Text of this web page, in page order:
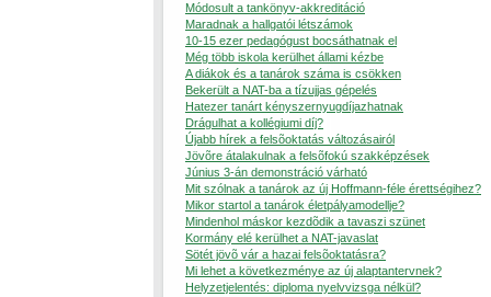
Módosult a tankönyv-akkreditáció
Maradnak a hallgatói létszámok
10-15 ezer pedagógust bocsáthatnak el
Még több iskola kerülhet állami kézbe
A diákok és a tanárok száma is csökken
Bekerült a NAT-ba a tízujjas gépelés
Hatezer tanárt kényszernyugdíjazhatnak
Drágulhat a kollégiumi díj?
Újabb hírek a felsõoktatás változásairól
Jövõre átalakulnak a felsõfokú szakképzések
Június 3-án demonstráció várható
Mit szólnak a tanárok az új Hoffmann-féle érettségihez?
Mikor startol a tanárok életpályamodellje?
Mindenhol máskor kezdõdik a tavaszi szünet
Kormány elé kerülhet a NAT-javaslat
Sötét jövõ vár a hazai felsõoktatásra?
Mi lehet a következménye az új alaptantervnek?
Helyzetjelentés: diploma nyelvvizsga nélkül?